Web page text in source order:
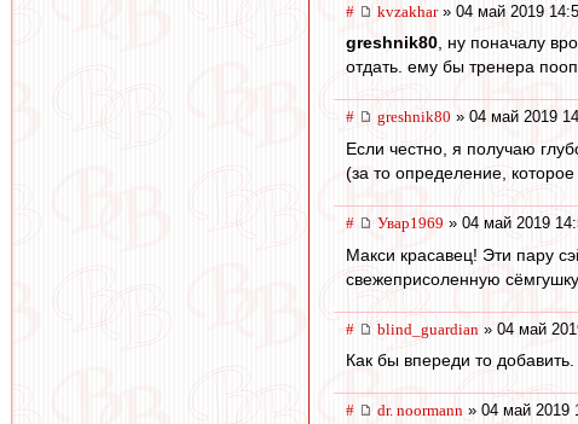
# kvzakhar» 04 май 2019
greshnik80, ну поначалу
отдать. ему бы тренера
# greshnik80 » 04 май 2019
Если честно, я получаю
(за то определение, которое
# Увар1969 » 04 май 2019
Макси красавец! Эти пару
свежеприсоленную
# blind_guardian » 04 май
Как бы впереди то
# dr. noormann » 04 май 2019